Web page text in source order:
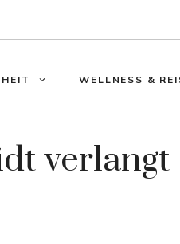
WELLNESS &
verlangt